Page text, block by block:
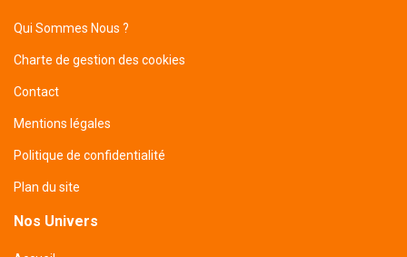
Qui Sommes Nous ?
Charte de gestion des cookies
Contact
Mentions légales
Politique de confidentialité
Plan du site
Nos Univers